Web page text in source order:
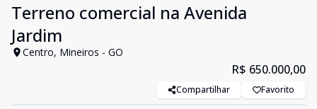
Terreno comercial na Avenida
Jardim
Centro, Mineiros - GO
R$ 650.000,00
Compartilhar Favorito